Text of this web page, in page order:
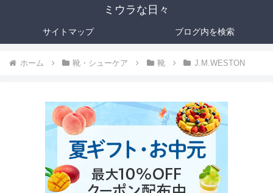
ミウラな日々
サイトマップ ブログ内を検索
ホーム 靴・シューケア 靴 J.M.WESTON